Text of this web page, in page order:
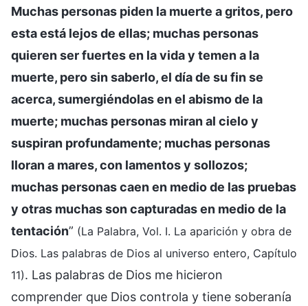
Muchas personas piden la muerte a gritos, pero
esta está lejos de ellas; muchas personas
quieren ser fuertes en la vida y temen a la
muerte, pero sin saberlo, el día de su fin se
acerca, sumergiéndolas en el abismo de la
muerte; muchas personas miran al cielo y
suspiran profundamente; muchas personas
lloran a mares, con lamentos y sollozos;
muchas personas caen en medio de las pruebas
y otras muchas son capturadas en medio de la
tentación” (La Palabra, Vol. I. La aparición y obra de
Dios. Las palabras de Dios al universo entero, Capítulo
11). Las palabras de Dios me hicieron
comprender que Dios controla y tiene soberanía